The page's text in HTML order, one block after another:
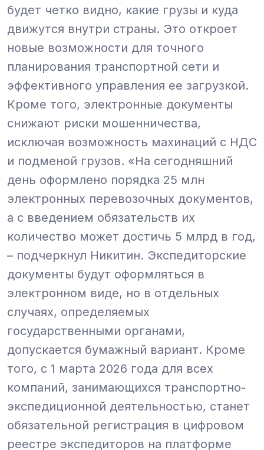
будет четко видно, какие грузы и куда
движутся внутри страны. Это откроет
новые возможности для точного
планирования транспортной сети и
эффективного управления ее загрузкой.
Кроме того, электронные документы
снижают риски мошенничества,
исключая возможность махинаций с НДС
и подменой грузов. «На сегодняшний
день оформлено порядка 25 млн
электронных перевозочных документов,
а с введением обязательств их
количество может достичь 5 млрд в год,
– подчеркнул Никитин. Экспедиторские
документы будут оформляться в
электронном виде, но в отдельных
случаях, определяемых
государственными органами,
допускается бумажный вариант. Кроме
того, с 1 марта 2026 года для всех
компаний, занимающихся транспортно-
экспедиционной деятельностью, станет
обязательной регистрация в цифровом
реестре экспедиторов на платформе